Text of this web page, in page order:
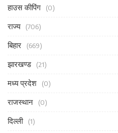
हाउस कीपिंग (0)
राज्य (706)
बिहार (669)
झारखण्ड (21)
मध्य प्रदेश (0)
राजस्थान (0)
दिल्ली (1)